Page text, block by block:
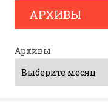
АРХИВЫ
Архивы